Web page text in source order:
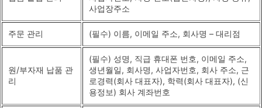
사업장주소
주문 관리 (필수) 이름, 이메일 주소, 회사명 – 대리점
원/부자재 납품 관
리
(필수) 성명, 직급 휴대폰 번호, 이메일 주소,
생년월일, 회사명, 사업자번호, 회사 주소, 근
로경력(회사 대표자), 학력(회사 대표자), (신
용정보) 회사 계좌번호